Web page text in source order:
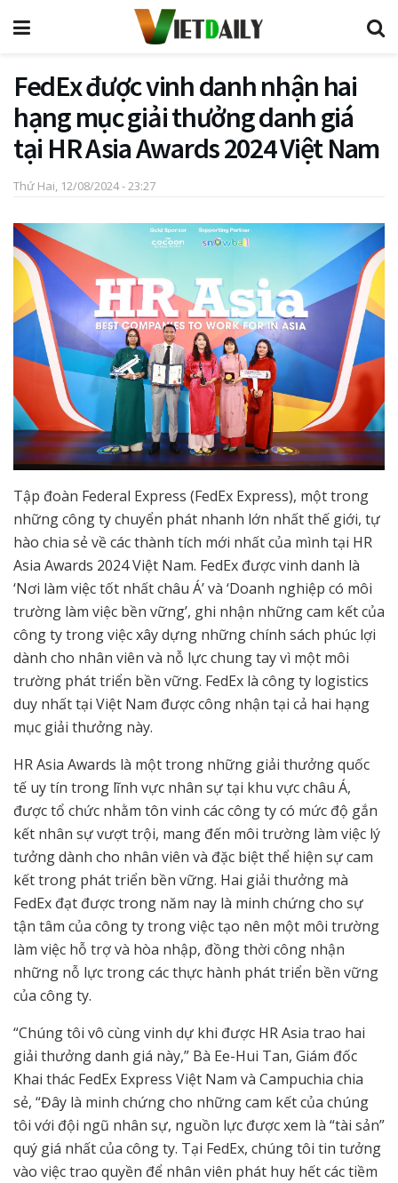
FedEx được vinh danh nhận hai
hạng mục giải thưởng danh giá
tại HR Asia Awards 2024 Việt Nam
Thứ Hai, 12/08/2024 - 23:27
Tập đoàn Federal Express (FedEx Express), một trong
những công ty chuyển phát nhanh lớn nhất thế giới, tự
hào chia sẻ về các thành tích mới nhất của mình tại HR
Asia Awards 2024 Việt Nam. FedEx được vinh danh là
‘Nơi làm việc tốt nhất châu Á’ và ‘Doanh nghiệp có môi
trường làm việc bền vững’, ghi nhận những cam kết của
công ty trong việc xây dựng những chính sách phúc lợi
dành cho nhân viên và nỗ lực chung tay vì một môi
trường phát triển bền vững. FedEx là công ty logistics
duy nhất tại Việt Nam được công nhận tại cả hai hạng
mục giải thưởng này.
HR Asia Awards là một trong những giải thưởng quốc
tế uy tín trong lĩnh vực nhân sự tại khu vực châu Á,
được tổ chức nhằm tôn vinh các công ty có mức độ gắn
kết nhân sự vượt trội, mang đến môi trường làm việc lý
tưởng dành cho nhân viên và đặc biệt thể hiện sự cam
kết trong phát triển bền vững. Hai giải thưởng mà
FedEx đạt được trong năm nay là minh chứng cho sự
tận tâm của công ty trong việc tạo nên một môi trường
làm việc hỗ trợ và hòa nhập, đồng thời công nhận
những nỗ lực trong các thực hành phát triển bền vững
của công ty.
“Chúng tôi vô cùng vinh dự khi được HR Asia trao hai
giải thưởng danh giá này,” Bà Ee-Hui Tan, Giám đốc
Khai thác FedEx Express Việt Nam và Campuchia chia
sẻ, “Đây là minh chứng cho những cam kết của chúng
tôi với đội ngũ nhân sự, nguồn lực được xem là “tài sản”
quý giá nhất của công ty. Tại FedEx, chúng tôi tin tưởng
vào việc trao quyền để nhân viên phát huy hết các tiềm